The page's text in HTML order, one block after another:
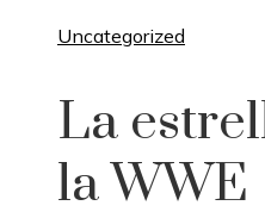
Uncategorized
La
la WWE